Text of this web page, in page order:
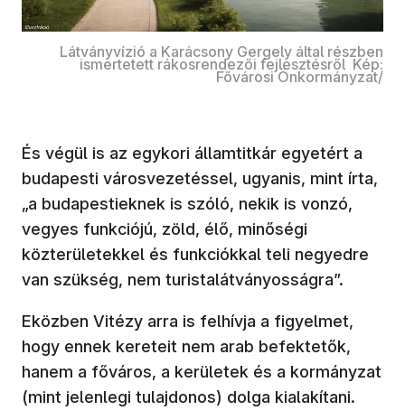
Látványvízió a Karácsony Gergely által részben
ismertetett rákosrendezői fejlesztésről Kép:
Fővárosi Önkormányzat/
És végül is az egykori államtitkár egyetért a
budapesti városvezetéssel, ugyanis, mint írta,
„a budapestieknek is szóló, nekik is vonzó,
vegyes funkciójú, zöld, élő, minőségi
közterületekkel és funkciókkal teli negyedre
van szükség, nem turistalátványosságra”.
Eközben Vitézy arra is felhívja a figyelmet,
hogy ennek kereteit nem arab befektetők,
hanem a főváros, a kerületek és a kormányzat
(mint jelenlegi tulajdonos) dolga kialakítani.